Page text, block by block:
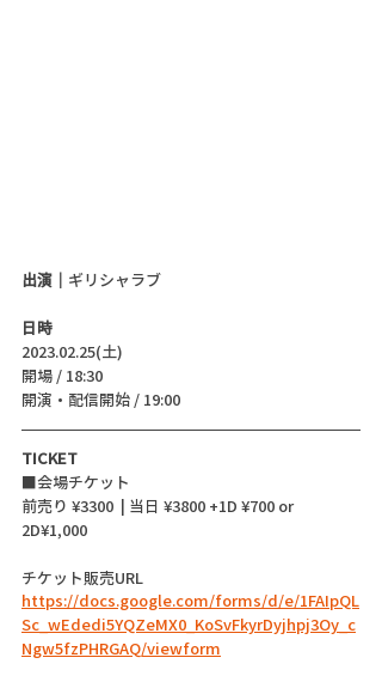
出演｜ ギリシャラブ
日時
2023.02.25(土)
開場 / 18:30
開演・配信開始 / 19:00
TICKET
■会場チケット
前売り ¥3300  | 当日 ¥3800 +1D ¥700 or
2D¥1,000
チケット販売URL
https://docs.google.com/forms/d/e/1FAIpQL
Sc_wEdedi5YQZeMX0_KoSvFkyrDyjhpj3Oy_c
Ngw5fzPHRGAQ/viewform